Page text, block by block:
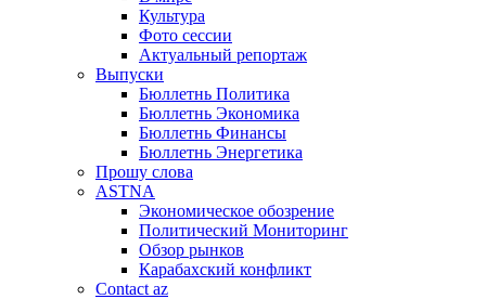
Культура
Фото сессии
Актуальный репортаж
Выпуски
Бюллетнь Политика
Бюллетнь Экономика
Бюллетнь Финансы
Бюллетнь Энергетика
Прошу слова
ASTNA
Экономическое обозрение
Политический Мониторинг
Обзор рынков
Карабахский конфликт
Contact az